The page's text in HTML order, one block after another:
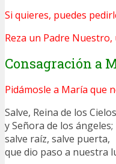
Si quieres, puedes
Reza un Padre
Consagración a
Pidámosle a María que
Salve, Reina de los Cielos
y Señora de los ángeles;
salve raíz, salve puerta,
que dio paso a nuestra